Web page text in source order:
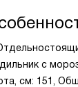
с
см: 151,